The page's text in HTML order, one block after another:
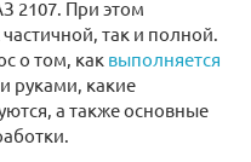
2107. При этом
так и полной.
о том, как выполняется
руками, какие
а также основные